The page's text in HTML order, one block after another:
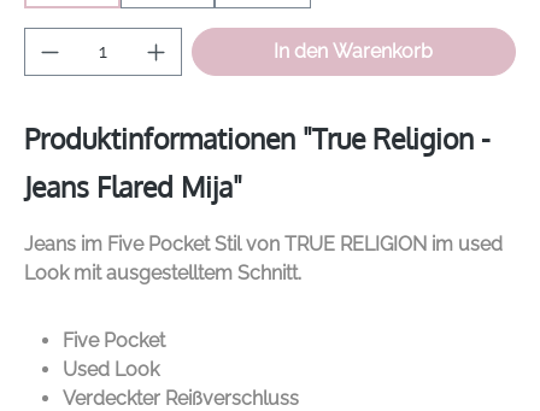
Produkt Anzahl: Gib den gewünschten
In den Warenkorb
Produktinformationen "True Religion -
Jeans Flared Mija"
Jeans im Five Pocket Stil von TRUE RELIGION im used
Look mit ausgestelltem Schnitt.
Five Pocket
Used Look
Verdeckter Reißverschluss